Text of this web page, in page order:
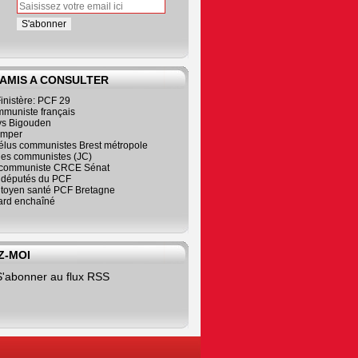
A CONSULTER
PCF 29
français
Bigouden
communistes Brest métropole
communistes (JC)
CRCE Sénat
du PCF
santé PCF Bretagne
enchaîné
MOI
au flux RSS